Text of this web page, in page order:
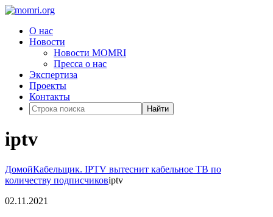
О нас
Новости
Новости MOMRI
Пресса о нас
Экспертиза
Проекты
Контакты
Найти
iptv
ДомойКабельщик. IPTV вытеснит кабельное ТВ по
количеству подписчиковiptv
02.11.2021